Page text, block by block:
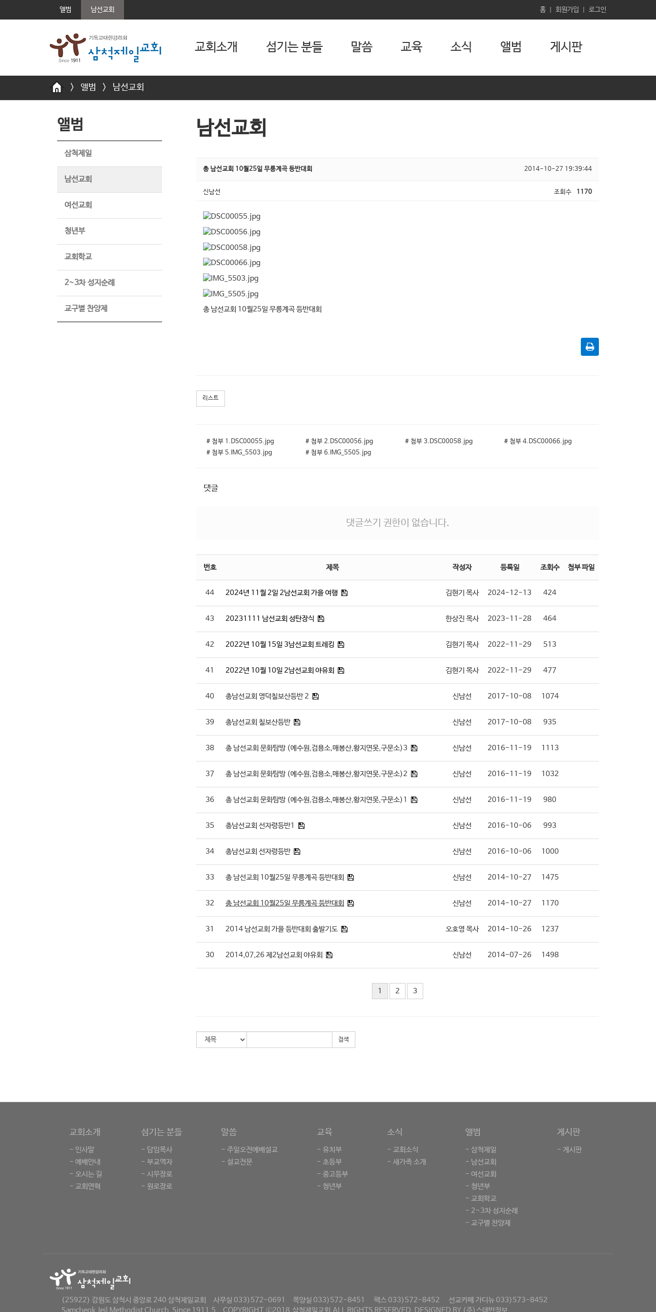
앨범 남선교회 홈 회원가입 로그인
교회소개 섬기는 분들 말씀 교육 소식 앨범 게시판
> 앨범 > 남선교회
앨범
삼척제일
남선교회
여선교회
청년부
교회학교
2~3차 성지순례
교구별 찬양제
남선교회
총 남선교회 10월25일 무릉계곡 등반대회 2014-10-27 19:39:44
신남선 조회수 1170
총 남선교회 10월25일 무릉계곡 등반대회
리스트
# 첨부 1.DSC00055.jpg # 첨부 2.DSC00056.jpg # 첨부 3.DSC00058.jpg
# 첨부 4.DSC00066.jpg
# 첨부 5.IMG_5503.jpg
# 첨부 6.IMG_5505.jpg
댓글
댓글쓰기 권한이 없습니다.
번호 제목 작성자 등록일 조회수 첨부 파일
44 2024년 11월 2일 2남선교회 가을 여행 김현기 목사 2024-12-13 424
43 20231111 남선교회 성탄장식 한상진 목사 2023-11-28 464
42 2022년 10월 15일 3남선교회 트레킹 김현기 목사 2022-11-29 513
41 2022년 10월 10일 2남선교회 야유회 김현기 목사 2022-11-29 477
40 총남선교회 영덕칠보산등반 2 신남선 2017-10-08 1074
39 총남선교회 칠보산등반 신남선 2017-10-08 935
38 총 남선교회 문화탐방 (예수원,검용소,매봉산,황지연못,구문소)3 신남선 2016-11-19 1113
37 총 남선교회 문화탐방 (예수원,검용소,매봉산,황지연못,구문소)2 신남선 2016-11-19 1032
36 총 남선교회 문화탐방 (예수원,검용소,매봉산,황지연못,구문소)1 신남선 2016-11-19 980
35 총남선교회 선자령등반1 신남선 2016-10-06 993
34 총남선교회 선자령등반 신남선 2016-10-06 1000
33 총 남선교회 10월25일 무릉계곡 등반대회 신남선 2014-10-27 1475
32 총 남선교회 10월25일 무릉계곡 등반대회 신남선 2014-10-27 1170
31 2014 남선교회 가을 등반대회 출발기도 오호영 목사 2014-10-26 1237
30 2014,07,26 제2남선교회 야유회 신남선 2014-07-26 1498
1 2 3
검색
교회소개
- 인사말
- 예배안내
- 오시는 길
- 교회연혁
섬기는 분들
- 담임목사
- 부교역자
- 시무장로
- 원로장로
말씀
- 주일오전예배설교
- 설교전문
교육
- 유치부
- 초등부
- 중고등부
- 청년부
소식
- 교회소식
- 새가족 소개
앨범
- 삼척제일
- 남선교회
- 여선교회
- 청년부
- 교회학교
- 2~3차 성지순례
- 교구별 찬양제
게시판
- 게시판
(25922) 강원도 삼척시 중앙로 240 삼척제일교회 사무실 033)572-0691 목양실 033)572-8451 팩스 033)572-8452
선교카페 가디뉴 033)573-8452
Samcheok Jeil Methodist Church, Since 1911.5
COPYRIGHT ⓒ2018 삼척제일교회 ALL RIGHTS RESERVED. DESIGNED BY (주)스데반정보